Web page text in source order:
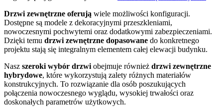
Drzwi zewnętrzne oferują wiele możliwości konfiguracji.
Dostępne są modele z dekoracyjnymi przeszkleniami,
nowoczesnymi pochwytemi oraz dodatkowymi zabezpieczeniami.
Dzięki temu drzwi zewnętrzne dopasowane do konkretnego
projektu stają się integralnym elementem całej elewacji budynku.
Nasz szeroki wybór drzwi obejmuje również drzwi zewnętrzne
hybrydowe, które wykorzystują zalety różnych materiałów
konstrukcyjnych. To rozwiązanie dla osób poszukujących
połączenia nowoczesnego wyglądu, wysokiej trwałości oraz
doskonałych parametrów użytkowych.